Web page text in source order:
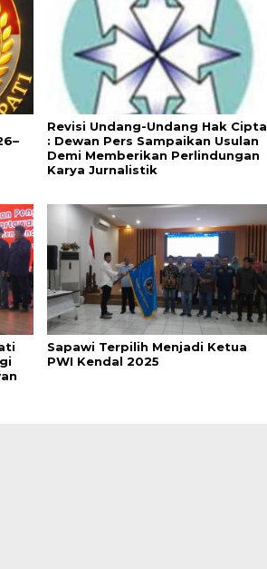
Revisi Undang-Undang Hak Cipta
: Dewan Pers Sampaikan Usulan
Demi Memberikan Perlindungan
Karya Jurnalistik
Sapawi Terpilih Menjadi Ketua
PWI Kendal 2025